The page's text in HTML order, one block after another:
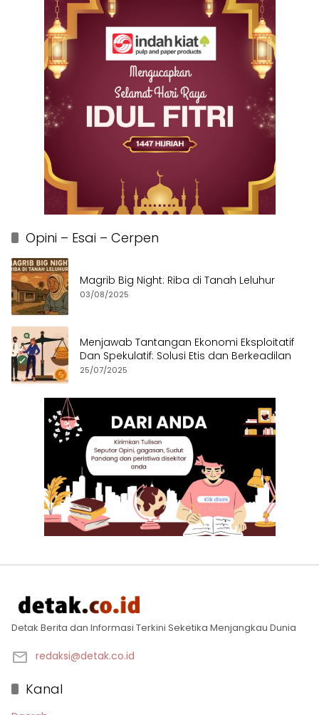
Opini – Esai – Cerpen
Magrib Big Night: Riba di Tanah Leluhur
03/08/2025
Menjawab Tantangan Ekonomi Eksploitatif
Dan Spekulatif: Solusi Etis dan Berkeadilan
25/07/2025
Detak Berita dan Informasi Terkini Seketika Menjangkau Dunia
redaksi@detak.co.id
Kanal